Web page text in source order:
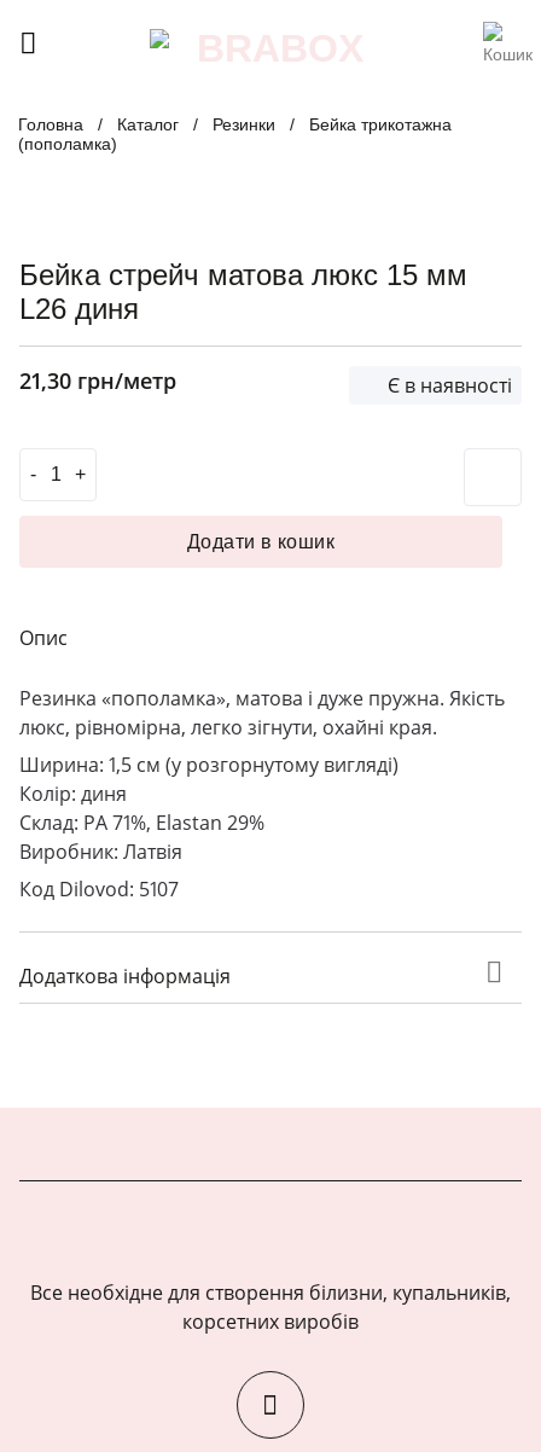
Головна / Каталог / Резинки /
Бейка трикотажна
(пополамка)
Бейка стрейч матова люкс 15 мм
L26 диня
21,30 грн/метр Є в наявності
Опис
Резинка «пополамка», матова і дуже пружна. Якість
люкс, рівномірна, легко зігнути, охайні края.
Ширина: 1,5 см (у розгорнутому вигляді)
Колір: диня
Склад: PA 71%, Elastan 29%
Виробник: Латвія
Код Dilovod: 5107
Додаткова інформація
Бейка стрейч матова люкс 15 мм L26 диня кількість
Додати в кошик
Все необхідне для створення білизни, купальників,
корсетних виробів